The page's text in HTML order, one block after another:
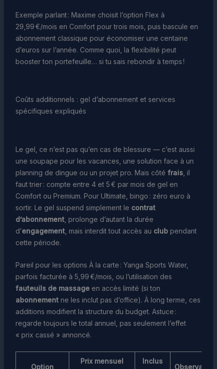
Exemple parlant : Maxime choisit l’option Flex à
29,99 €/mois en Comfort pour trois mois, puis bascule en
abonnement classique pour économiser une centaine
d’euros sur l’année. Comme quoi, la flexibilité peut
booster ton portefeuille… si tu sais rebondir à temps !
Coûts additionnels : gel d’abonnement et services
spécifiques expliqués
Le gel, ce n’est pas qu’en cas de blessure — c’est aussi
une soupape pour les vacances, une solution face à un
planning de dingue ou un projet pro. Mais côté frais, il
faut trier : compte entre 4 et 5 € par mois de gel en
Comfort ou Premium. Pour Ultimate, bingo : zéro euro à
sortir. Le gel suspend simplement le contrat
d’abonnement, prolonge d’autant la durée
d’engagement, mais interdit tout accès au clubpendant
cette période.
Pareil pour les options À la carte : Yanga Sports Water,
parfois facturée à 5,99 €/mois, ou l’utilisation des
fauteuils de massageen accès limité (si ton
abonnementne les inclut pas d’office). À long terme, ces
additions modifient la structure du budget. Astuce :
regarde toujours le total annuel, pas seulement l’effet
« prix cassé » annoncé.
Option
Prix mensuel
Inclus